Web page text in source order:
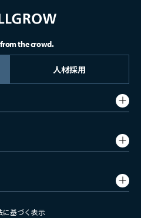
the crowd.
人材採用
に基づく表示